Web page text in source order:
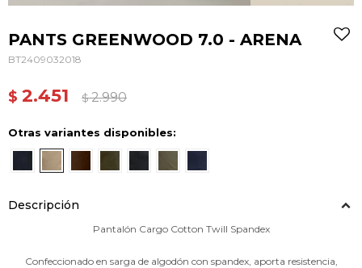
PANTS GREENWOOD 7.0 - ARENA
BT2409032018
$ 2.451 $ 2.990
Otras variantes disponibles:
Descripción
Pantalón Cargo Cotton Twill Spandex
Confeccionado en sarga de algodón con spandex, aporta resistencia,